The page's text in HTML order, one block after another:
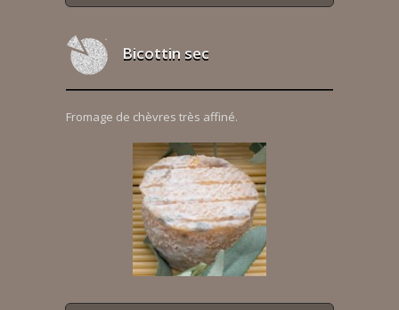
Bicottin sec
Fromage de chèvres très affiné.